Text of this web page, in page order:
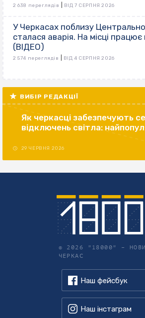
2 638 переглядів ВІД 7 СЕРПНЯ 2026
У Черкасах поблизу
сталася аварія. На місці
(ВІДЕО)
2 574 переглядів ВІД 4 СЕРПНЯ 2026
ВИБІР РЕДАКЦІЇ
Як черкасці забезпечують
відключень світла:
29 ЧЕРВНЯ 2026
© 2026 "18000" –
ЧЕРКАС
Наш фейсбук
Наш інстаграм